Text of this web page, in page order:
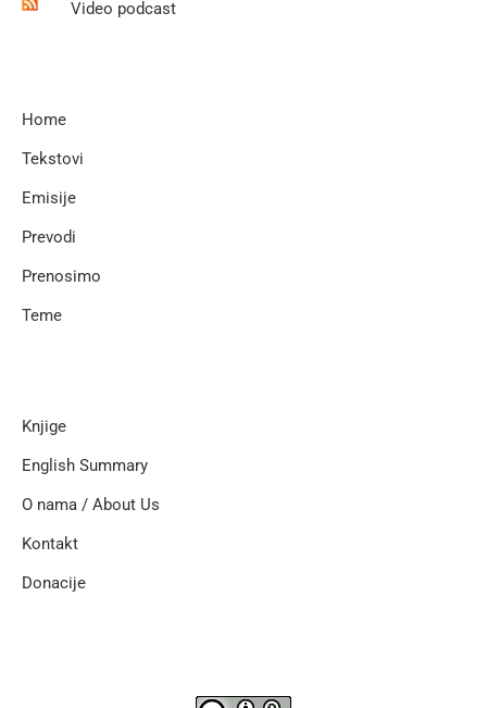
Video podcast
Home
Tekstovi
Emisije
Prevodi
Prenosimo
Teme
Knjige
English Summary
O nama / About Us
Kontakt
Donacije